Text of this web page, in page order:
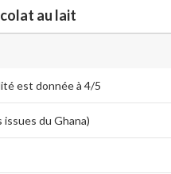
au lait
est donnée à 4/5
issues du Ghana)